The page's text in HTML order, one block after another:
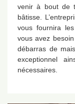
venir à bout de
bâtisse.
vous fournira
vous avez
débarras de
exceptionnel
nécessaires.